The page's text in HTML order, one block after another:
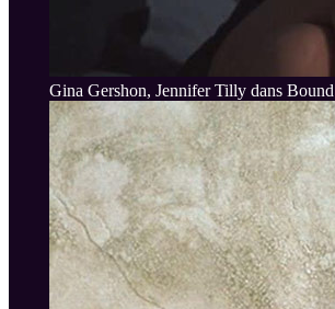
Gina Gershon, Jennifer Tilly dans Bound